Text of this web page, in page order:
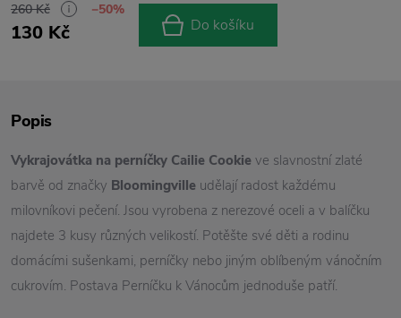
260 Kč −50%
130 Kč Do košíku
Popis
Vykrajovátka na perníčky Cailie Cookie ve slavnostní zlaté
barvě od značky Bloomingville udělají radost každému
milovníkovi pečení. Jsou vyrobena z nerezové oceli a v balíčku
najdete 3 kusy různých velikostí. Potěšte své děti a rodinu
domácími sušenkami, perníčky nebo jiným oblíbeným vánočním
cukrovím. Postava Perníčku k Vánocům jednoduše patří.